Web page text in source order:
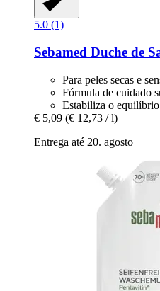
5.0 (1)
Sebamed Duche de
Para peles secas e
Fórmula de cuidado
Estabiliza o
€ 5,09 (€ 12,73 / l)
Entrega até 20. agosto